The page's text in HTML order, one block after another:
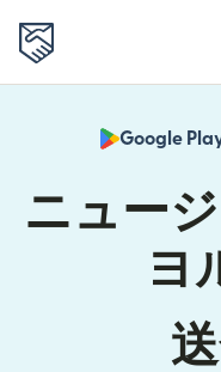
Google
ニュー
ヨ